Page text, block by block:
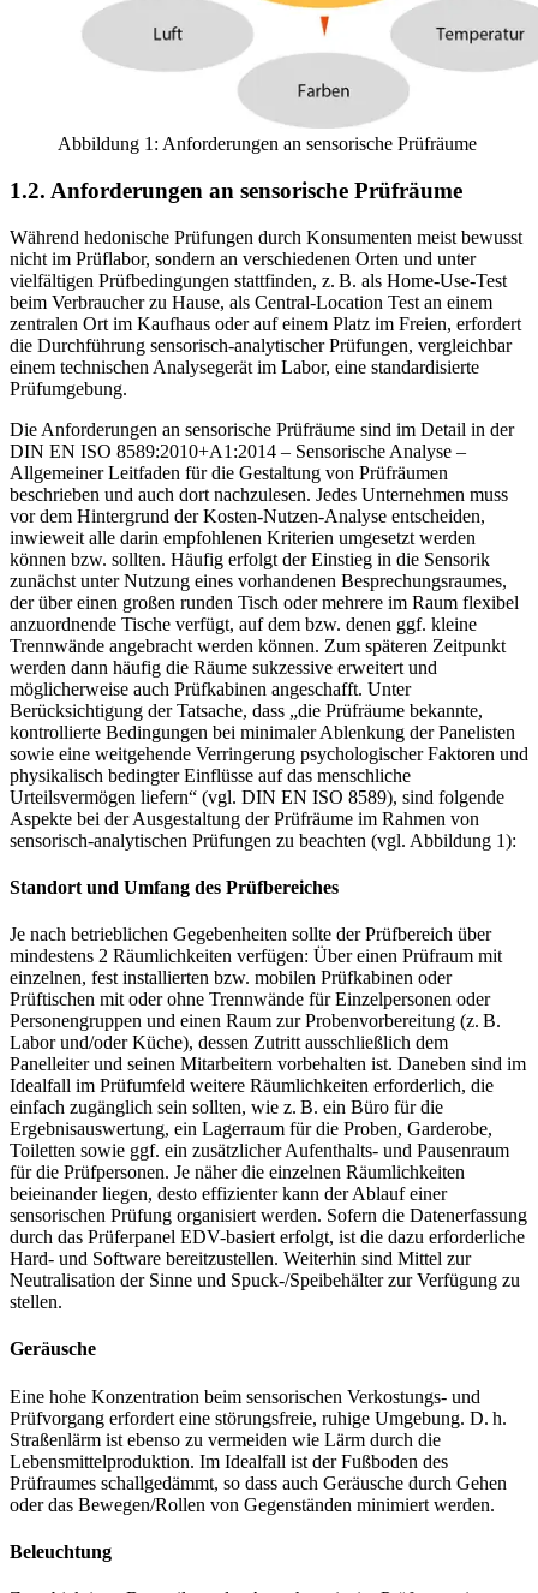
Abbildung 1: Anforderungen an sensorische Prüfräume
1.2. Anforderungen an sensorische Prüfräume
Während hedonische Prüfungen durch Konsumenten meist bewusst
nicht im Prüflabor, sondern an verschiedenen Orten und unter
vielfältigen Prüfbedingungen stattfinden, z. B. als Home-Use-Test
beim Verbraucher zu Hause, als Central-Location Test an einem
zentralen Ort im Kaufhaus oder auf einem Platz im Freien, erfordert
die Durchführung sensorisch-analytischer Prüfungen, vergleichbar
einem technischen Analysegerät im Labor, eine standardisierte
Prüfumgebung.
Die Anforderungen an sensorische Prüfräume sind im Detail in der
DIN EN ISO 8589:2010+A1:2014 – Sensorische Analyse –
Allgemeiner Leitfaden für die Gestaltung von Prüfräumen
beschrieben und auch dort nachzulesen. Jedes Unternehmen muss
vor dem Hintergrund der Kosten-Nutzen-Analyse entscheiden,
inwieweit alle darin empfohlenen Kriterien umgesetzt werden
können bzw. sollten. Häufig erfolgt der Einstieg in die Sensorik
zunächst unter Nutzung eines vorhandenen Besprechungsraumes,
der über einen großen runden Tisch oder mehrere im Raum flexibel
anzuordnende Tische verfügt, auf dem bzw. denen ggf. kleine
Trennwände angebracht werden können. Zum späteren Zeitpunkt
werden dann häufig die Räume sukzessive erweitert und
möglicherweise auch Prüfkabinen angeschafft. Unter
Berücksichtigung der Tatsache, dass „die Prüfräume bekannte,
kontrollierte Bedingungen bei minimaler Ablenkung der Panelisten
sowie eine weitgehende Verringerung psychologischer Faktoren und
physikalisch bedingter Einflüsse auf das menschliche
Urteilsvermögen liefern“ (vgl. DIN EN ISO 8589), sind folgende
Aspekte bei der Ausgestaltung der Prüfräume im Rahmen von
sensorisch-analytischen Prüfungen zu beachten (vgl. Abbildung 1):
Standort und Umfang des Prüfbereiches
Je nach betrieblichen Gegebenheiten sollte der Prüfbereich über
mindestens 2 Räumlichkeiten verfügen: Über einen Prüfraum mit
einzelnen, fest installierten bzw. mobilen Prüfkabinen oder
Prüftischen mit oder ohne Trennwände für Einzelpersonen oder
Personengruppen und einen Raum zur Probenvorbereitung (z. B.
Labor und/oder Küche), dessen Zutritt ausschließlich dem
Panelleiter und seinen Mitarbeitern vorbehalten ist. Daneben sind im
Idealfall im Prüfumfeld weitere Räumlichkeiten erforderlich, die
einfach zugänglich sein sollten, wie z. B. ein Büro für die
Ergebnisauswertung, ein Lagerraum für die Proben, Garderobe,
Toiletten sowie ggf. ein zusätzlicher Aufenthalts- und Pausenraum
für die Prüfpersonen. Je näher die einzelnen Räumlichkeiten
beieinander liegen, desto effizienter kann der Ablauf einer
sensorischen Prüfung organisiert werden. Sofern die Datenerfassung
durch das Prüferpanel EDV-basiert erfolgt, ist die dazu erforderliche
Hard- und Software bereitzustellen. Weiterhin sind Mittel zur
Neutralisation der Sinne und Spuck-/Speibehälter zur Verfügung zu
stellen.
Geräusche
Eine hohe Konzentration beim sensorischen Verkostungs- und
Prüfvorgang erfordert eine störungsfreie, ruhige Umgebung. D. h.
Straßenlärm ist ebenso zu vermeiden wie Lärm durch die
Lebensmittelproduktion. Im Idealfall ist der Fußboden des
Prüfraumes schallgedämmt, so dass auch Geräusche durch Gehen
oder das Bewegen/Rollen von Gegenständen minimiert werden.
Beleuchtung